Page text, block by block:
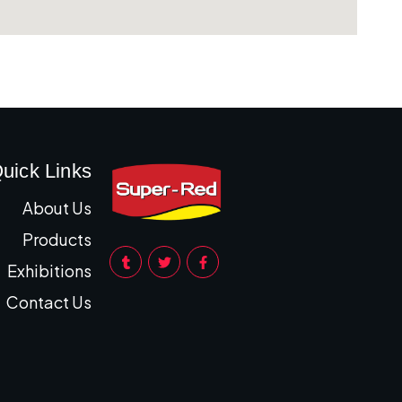
Links
About Us
Products
Exhibitions
Contact Us